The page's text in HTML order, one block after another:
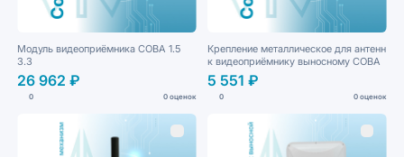
Модуль видеоприёмника СОВА 1.5
3.3
26 962 ₽
0 0 оценок
Крепление металлическое для антенн
к видеоприёмнику выносному СОВА
5 551 ₽
0 0 оценок